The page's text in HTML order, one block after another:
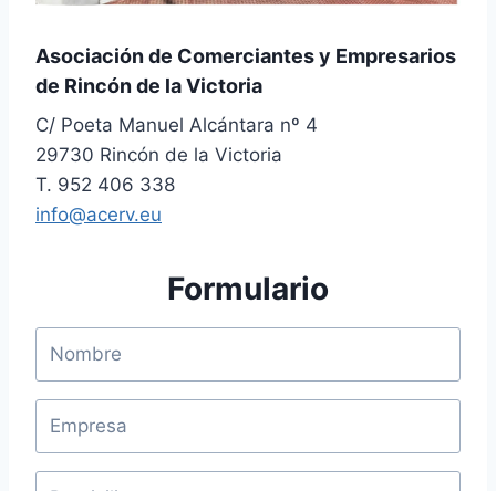
Asociación de Comerciantes y Empresarios
de Rincón de la Victoria
C/ Poeta Manuel Alcántara nº 4
29730 Rincón de la Victoria
T. 952 406 338
info@acerv.eu
Formulario